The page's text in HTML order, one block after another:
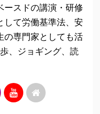
ースドの講演・研修
して労働基準法、安
の専門家としても活
、ジョギング、読